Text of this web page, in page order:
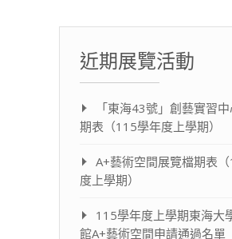
近期展覽活動
「東海43號」創藝實習
期表（115學年度上學期）
A+藝術空間展覽檔期表
度上學期）
115學年度上學期東海大
館A+藝術空間申請通過名單